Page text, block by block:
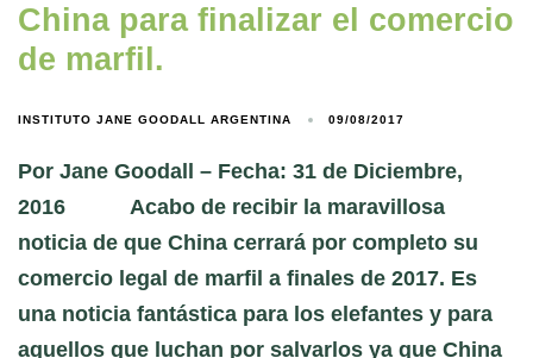
China para finalizar el comercio
de marfil.
INSTITUTO JANE GOODALL ARGENTINA 09/08/2017
Por Jane Goodall – Fecha: 31 de Diciembre,
2016 Acabo de recibir la maravillosa
noticia de que China cerrará por completo su
comercio legal de marfil a finales de 2017. Es
una noticia fantástica para los elefantes y para
aquellos que luchan por salvarlos ya que China